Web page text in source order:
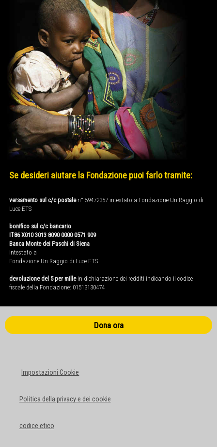
Se desideri aiutare la Fondazione puoi farlo tramite:
versamento sul c/c postalen° 59472357 intestato a Fondazione Un Raggio di
Luce ETS
bonifico sul c/c bancario
IT86 X010 3013 8090 0000 0571 909
Banca Monte dei Paschi di Siena
intestato a
Fondazione Un Raggio di Luce ETS
devoluzione del 5 per millein dichiarazione dei redditi indicando il codice
fiscale della Fondazione: 01513130474
Dona ora
Impostazioni Cookie
Politica della privacy e dei cookie
codice etico